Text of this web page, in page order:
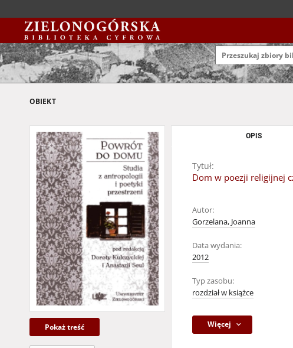
OBIEKT
Pokaż treść
OPIS
Tytuł:
Dom w poezji religijnej
Autor:
Gorzelana, Joanna
Data wydania:
2012
Typ zasobu:
rozdział w książce
Więcej